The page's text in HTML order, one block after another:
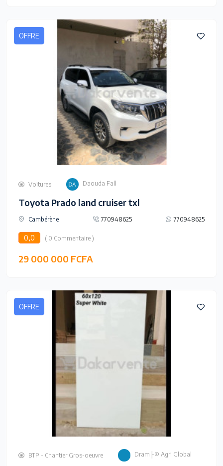
OFFRE
Voitures Daouda Fall
Toyota Prado land cruiser txl
Cambérène 770948625 770948625
0,0 ( 0 Commentaire )
29 000 000 FCFA
OFFRE
BTP - Chantier Gros-oeuvre Dram├® Agri Global